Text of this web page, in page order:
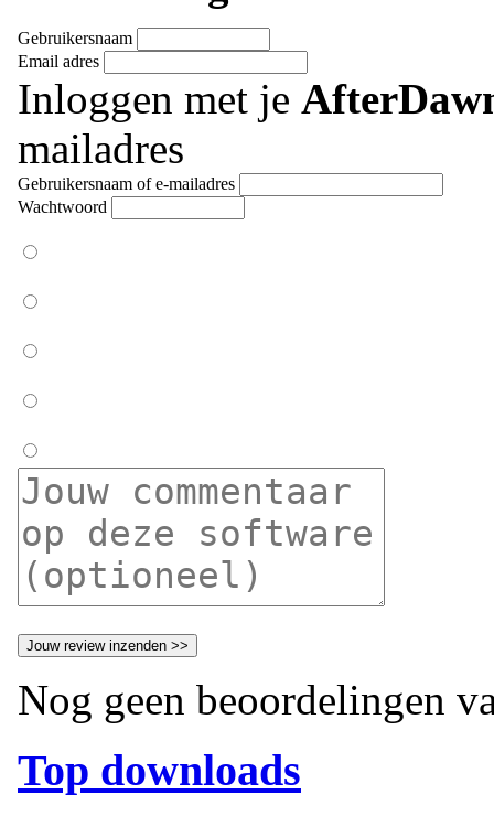
Gebruikersnaam
Email adres
Inloggen met je
mailadres
Gebruikersnaam of e-mailadres
Wachtwoord
Nog geen beoordelingen
Top downloads